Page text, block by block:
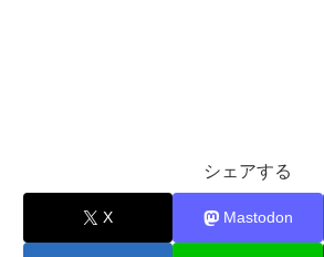
シェアする
X Mastodon